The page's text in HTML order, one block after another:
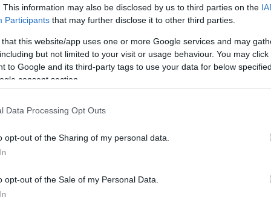
This information may also be disclosed by us to third parties on the
Participants that may further disclose it to other third parties.
that this website/app uses one or more Google services and may
but not limited to your visit or usage behaviour. You may
to Google and its third-party tags to use your data for below
consent section.
Data Processing Opt Outs
opt-out of the Sharing of my personal data.
opt-out of the Sale of my Personal Data.
ΤΗΛΕΠΙΚΟΙΝΩΝΙΕΣ
O OTE μπαίνει στο λιανεμπόριο
τροφίμων. “Βλέπει” ευκαιρίες
05.10.2020